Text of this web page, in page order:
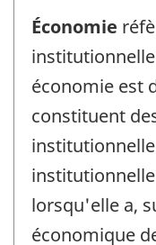
Économie
économie est
constituent
lorsqu'elle a,
économique